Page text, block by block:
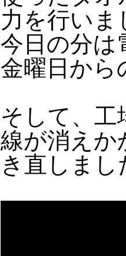
力を行いま
今日の分は
金曜日から
そして、工
線が消えか
き直しまし